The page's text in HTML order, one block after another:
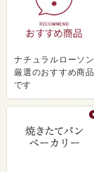
ナチュラルローソン
厳選のおすすめ商品
です